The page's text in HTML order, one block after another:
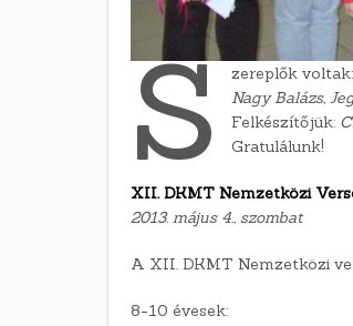
S zereplők voltak:
Nagy Balázs,
Felkészítőjük:
Gratulálunk!
XII. DKMT Nemzetközi
2013. május 4., szombat
A XII. DKMT Nemzetközi
8-10 évesek: